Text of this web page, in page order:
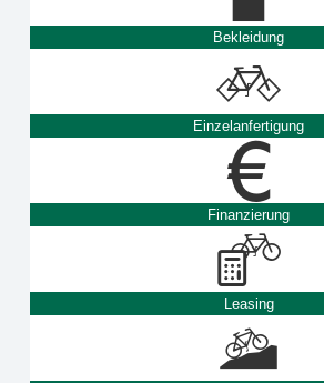
Bekleidung
Einzelanfertigung
Finanzierung
Leasing